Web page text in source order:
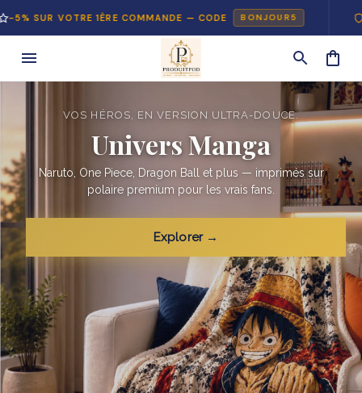
1ÈRE COMMANDE — CODE BONJOUR5
VOS HÉROS, EN VERSION ULTRA-DOUCE.
Univers Manga
Naruto, One Piece, Dragon Ball et plus — imprimés sur
polaire premium pour les vrais fans.
Explorer →